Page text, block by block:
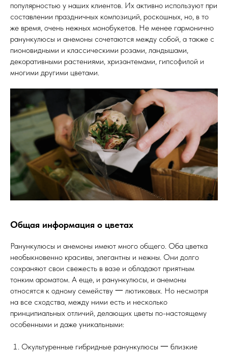
популярностью у наших клиентов. Их активно используют при
составлении праздничных композиций, роскошных, но, в то
же время, очень нежных монобукетов. Не менее гармонично
ранункулюсы и анемоны сочетаются между собой, а также с
пионовидными и классическими розами, ландышами,
декоративными растениями, хризантемами, гипсофилой и
многими другими цветами.
Общая информация о цветах
Ранункулюсы и анемоны имеют много общего. Оба цветка
необыкновенно красивы, элегантны и нежны. Они долго
сохраняют свои свежесть в вазе и обладают приятным
тонким ароматом. А еще, и ранункулюсы, и анемоны
относятся к одному семейству 一 лютиковых. Но несмотря
на все сходства, между ними есть и несколько
принципиальных отличий, делающих цветы по-настоящему
особенными и даже уникальными:
Окультуренные гибридные ранункулюсы 一 близкие